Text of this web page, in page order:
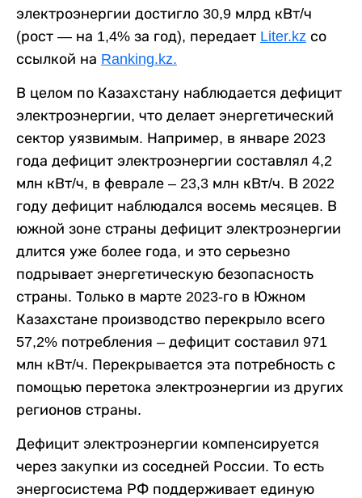
электроэнергии достигло 30,9 млрд кВт/ч
(рост — на 1,4% за год), передает Liter.kz со
ссылкой на Ranking.kz.
В целом по Казахстану наблюдается дефицит
электроэнергии, что делает энергетический
сектор уязвимым. Например, в январе 2023
года дефицит электроэнергии составлял 4,2
млн кВт/ч, в феврале – 23,3 млн кВт/ч. В 2022
году дефицит наблюдался восемь месяцев. В
южной зоне страны дефицит электроэнергии
длится уже более года, и это серьезно
подрывает энергетическую безопасность
страны. Только в марте 2023-го в Южном
Казахстане производство перекрыло всего
57,2% потребления – дефицит составил 971
млн кВт/ч. Перекрывается эта потребность с
помощью перетока электроэнергии из других
регионов страны.
Дефицит электроэнергии компенсируется
через закупки из соседней России. То есть
энергосистема РФ поддерживает единую